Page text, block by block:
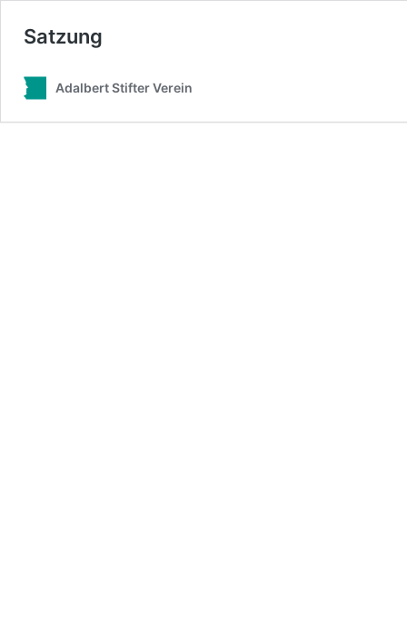
Satzung
Adalbert Stifter Verein